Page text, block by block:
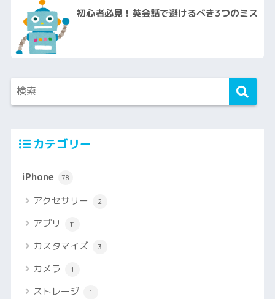
初心者必見！英会話で避けるべき3つのミス
カテゴリー
iPhone 78
アクセサリー 2
アプリ 11
カスタマイズ 3
カメラ 1
ストレージ 1